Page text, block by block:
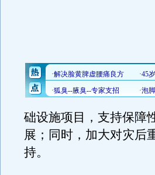
础设施项目，支持保障
展；同时，加大对灾后
持。